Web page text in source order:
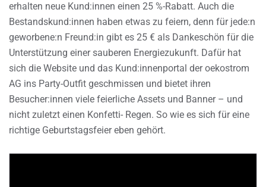
erhalten neue Kund:innen einen 25 %-Rabatt. Auch die
Bestandskund:innen haben etwas zu feiern, denn für jede:n
geworbene:n Freund:in gibt es 25 € als Dankeschön für die
Unterstützung einer sauberen Energiezukunft. Dafür hat
sich die Website und das Kund:innenportal der oekostrom
AG ins Party-Outfit geschmissen und bietet ihren
Besucher:innen viele feierliche Assets und Banner – und
nicht zuletzt einen Konfetti- Regen. So wie es sich für eine
richtige Geburtstagsfeier eben gehört.